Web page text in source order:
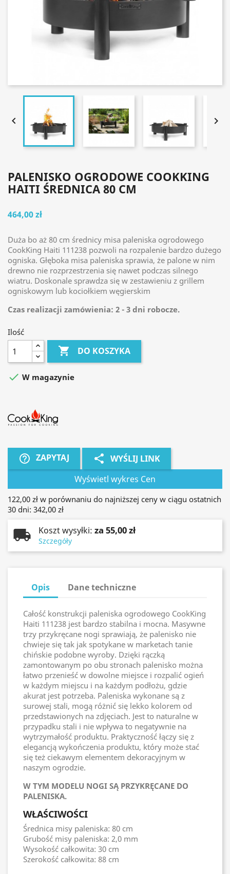
 
PALENISKO OGRODOWE COOKKING
HAITI ŚREDNICA 80 CM
464,00 zł
Duża bo aż 80 cm średnicy misa paleniska ogrodowego
CookKing Haiti 111238 pozwoli na rozpalenie bardzo dużego
ogniska. Głęboka misa paleniska sprawia, że palone w nim
drewno nie rozprzestrzenia się nawet podczas silnego
wiatru. Doskonale sprawdza się w zestawieniu z grillem
ogniskowym lub kociołkiem węgierskim
Czas realizacji zamówienia: 2 - 3 dni robocze.
Ilość
 DO KOSZYKA
 W magazynie
help_outline ZAPYTAJ share WYŚLIJ LINK
Wyświetl wykres Cen
122,00 zł w porównaniu do najniższej ceny w ciągu ostatnich
30 dni: 342,00 zł
Koszt wysyłki: za 55,00 zł
Szczegóły
Opis Dane techniczne
Całość konstrukcji paleniska ogrodowego CookKing
Haiti 111238 jest bardzo stabilna i mocna. Masywne
trzy przykręcane nogi sprawiają, że palenisko nie
chwieje się tak jak spotykane w marketach tanie
chińskie podobne wyroby. Dzięki rączką
zamontowanym po obu stronach palenisko można
łatwo przenieść w dowolne miejsce i rozpalić ogień
w każdym miejscu i na każdym podłożu, gdzie
akurat jest potrzeba. Paleniska wykonane są z
surowej stali, mogą różnić się lekko kolorem od
przedstawionych na zdjęciach. Jest to naturalne w
przypadku stali i nie wpływa to negatywnie na
wytrzymałość produktu. Praktyczność łączy się z
elegancją wykończenia produktu, który może stać
się też ciekawym elementem dekoracyjnym w
naszym ogrodzie.
W TYM MODELU NOGI SĄ PRZYKRĘCANE DO
PALENISKA.
WŁAŚCIWOŚCI
Średnica misy paleniska: 80 cm
Grubość misy paleniska: 2,0 mm
Wysokość całkowita: 30 cm
Szerokość całkowita: 88 cm